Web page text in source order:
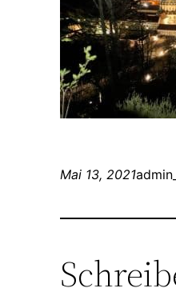
Mai 13, 2021